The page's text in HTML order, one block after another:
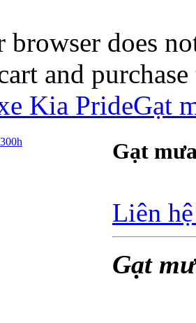
browser does
and
Kia PrideGạt
Gạt
Liên
Gạt